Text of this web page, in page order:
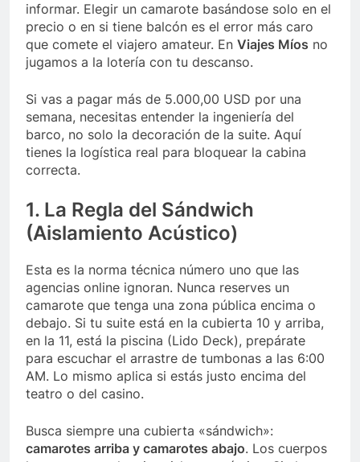
informar. Elegir un camarote basándose solo en el
precio o en si tiene balcón es el error más caro
que comete el viajero amateur. En Viajes Míos no
jugamos a la lotería con tu descanso.
Si vas a pagar más de 5.000,00 USD por una
semana, necesitas entender la ingeniería del
barco, no solo la decoración de la suite. Aquí
tienes la logística real para bloquear la cabina
correcta.
1. La Regla del Sándwich
(Aislamiento Acústico)
Esta es la norma técnica número uno que las
agencias online ignoran. Nunca reserves un
camarote que tenga una zona pública encima o
debajo. Si tu suite está en la cubierta 10 y arriba,
en la 11, está la piscina (Lido Deck), prepárate
para escuchar el arrastre de tumbonas a las 6:00
AM. Lo mismo aplica si estás justo encima del
teatro o del casino.
Busca siempre una cubierta «sándwich»:
camarotes arriba y camarotes abajo. Los cuerpos